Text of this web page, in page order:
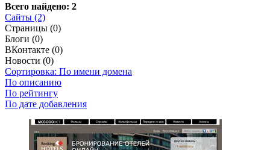
Всего найдено: 2
Сайты (2)
Страницы (0)
Блоги (0)
ВКонтакте (0)
Новости (0)
Сортировка: По имени домена
По описанию
По рейтингу
По дате добавления